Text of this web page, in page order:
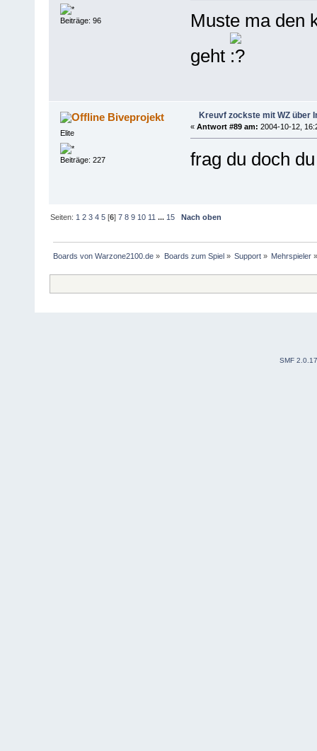
Beiträge: 96
Muste ma den
geht
Biveprojekt
Elite
Beiträge: 227
Kreuvf zockste mit WZ über
« Antwort #89 am: 2004-10-12,
frag du doch
Seiten: 1 2 3 4 5 [6]7 8 9 10 11 ... 15 Nach oben
Boards von Warzone2100.de » Boards zum Spiel » Support» Mehrspieler
SMF 2.0.17